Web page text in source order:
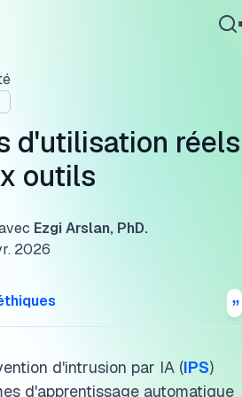
d'utilisation réels
outils
Ezgi Arslan, PhD.
2026
d'intrusion par IA (IPS)
d'apprentissage automatique
au hameçonnage
des rançongiciels
des menaces persistantes
devraient-elles utiliser l'IA IPS ?